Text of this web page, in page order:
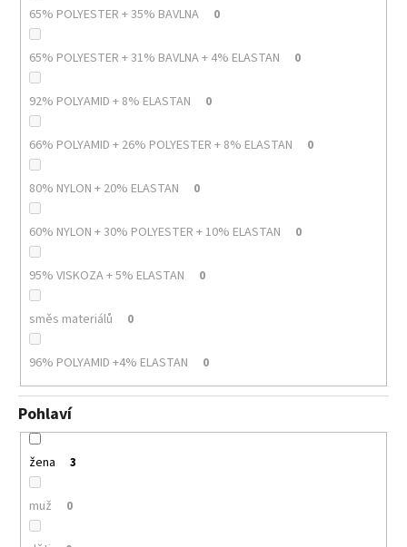
65% POLYESTER + 35% BAVLNA 0
65% POLYESTER + 31% BAVLNA + 4% ELASTAN 0
92% POLYAMID + 8% ELASTAN 0
66% POLYAMID + 26% POLYESTER + 8% ELASTAN 0
80% NYLON + 20% ELASTAN 0
60% NYLON + 30% POLYESTER + 10% ELASTAN 0
95% VISKOZA + 5% ELASTAN 0
směs materiálů 0
96% POLYAMID +4% ELASTAN 0
Pohlaví
žena 3
muž 0